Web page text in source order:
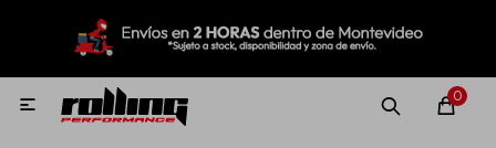
0

MI CUENTA
Nuevo! Rolling Repuestos